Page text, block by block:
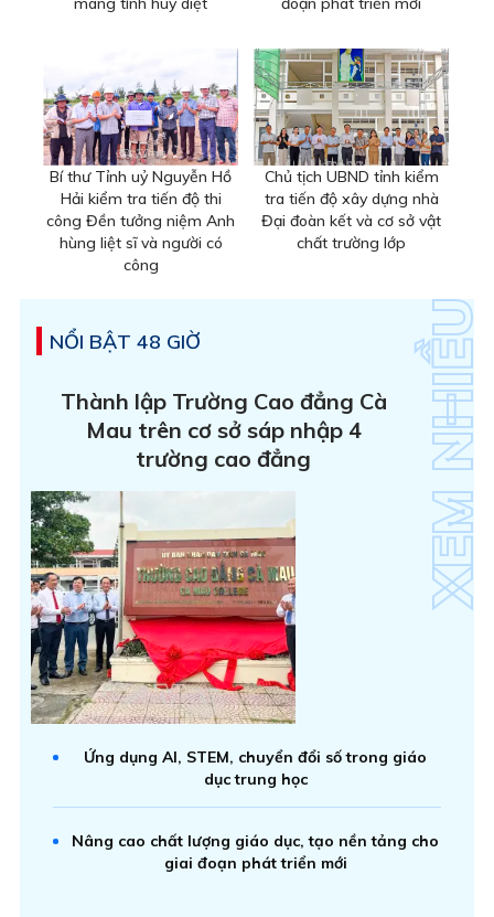
Bí thư Tỉnh uỷ Nguyễn Hồ
Hải kiểm tra tiến độ thi
công Đền tưởng niệm Anh
hùng liệt sĩ và người có
công
Chủ tịch UBND tỉnh kiểm
tra tiến độ xây dựng nhà
Đại đoàn kết và cơ sở vật
chất trường lớp
NỔI BẬT 48 GIỜ
Thành lập Trường Cao đẳng Cà
Mau trên cơ sở sáp nhập 4
trường cao đẳng
Ứng dụng AI, STEM, chuyển đổi số trong giáo
dục trung học
Nâng cao chất lượng giáo dục, tạo nền tảng cho
giai đoạn phát triển mới